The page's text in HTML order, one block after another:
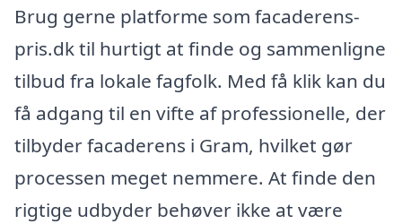
Brug gerne platforme som facaderens-
pris.dk til hurtigt at finde og sammenligne
tilbud fra lokale fagfolk. Med få klik kan du
få adgang til en vifte af professionelle, der
tilbyder facaderens i Gram, hvilket gør
processen meget nemmere. At finde den
rigtige udbyder behøver ikke at være